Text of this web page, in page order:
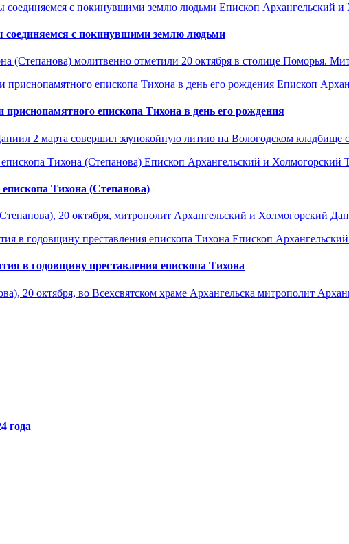
Епископ Архангельский
с покинувшими землю людьми
(Степанова) молитвенно отметили 20 октября в столице Поморья.
Епископ
епископа Тихона в день его рождения
2 марта совершил заупокойную литию на Вологодском кладбище
Епископ Архангельский и Холмогорский
Тихона (Степанова)
20 октября, митрополит Архангельский и Холмогорский
Епископ
в годовщину преставления епископа Тихона
20 октября, во Всехсвятском храме Архангельска митрополит
года